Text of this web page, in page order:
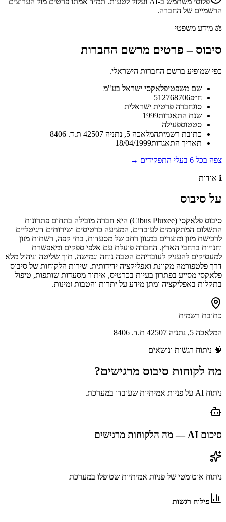
הרשמיים של החברה.
⚖️ מידע משפטי
סיבוס – פרטים מרשם החברות
כפי שמופיע ברשם החברות הישראלי.
שם משפטיפלאקסי ישראל בע"מ
ח״פ512768706
סוגחברה פרטית ישראלית
שנת התאגדות1999
סטטוספעילה
כתובת רשמיתהמלאכה 5, נתניה 42507 ת.ד. 8406
תאריך התאגדות18/04/1999
צפה בכל 6 בעלי התפקידים →
ℹ️ אודות
על סיבוס
סיבוס פלאקסי (Cibus Pluxee) היא חברה מובילה בתחום פתרונות
התשלום המתקדמים לעובדים, המציעה כרטיסים ושירותים דיגיטליים
לרכישת מזון ומוצרים במגוון רחב של מסעדות, בתי קפה, רשתות מזון
וחנויות ברחבי הארץ. החברה פועלת עם אלפי ספקים ומאפשרת
למעסיקים להעניק לעובדיהם הטבה נוחה וגמישה, תוך שליטה וניהול מלא
דרך פלטפורמה מקוונת ואפליקציה ידידותית. שירות הלקוחות של סיבוס
פלאקסי מסייע בפתרון בעיות בכרטיס, איתור מסעדות שותפות, טיפול
בתקלות באפליקציה ומתן מידע על יתרות והטבות זמינות.
כתובת רשמית
המלאכה 5, נתניה 42507 ת.ד. 8406
🧠 ניתוח רגשות ונושאים
מה לקוחות סיבוס מרגישים?
ניתוח AI על פניות אמיתיות שעובדו במערכת.
סיכום AI — מה הלקוחות מרגישים
ניתוח אוטומטי של פניות אמיתיות שטופלו במערכת
פילוח רגשות